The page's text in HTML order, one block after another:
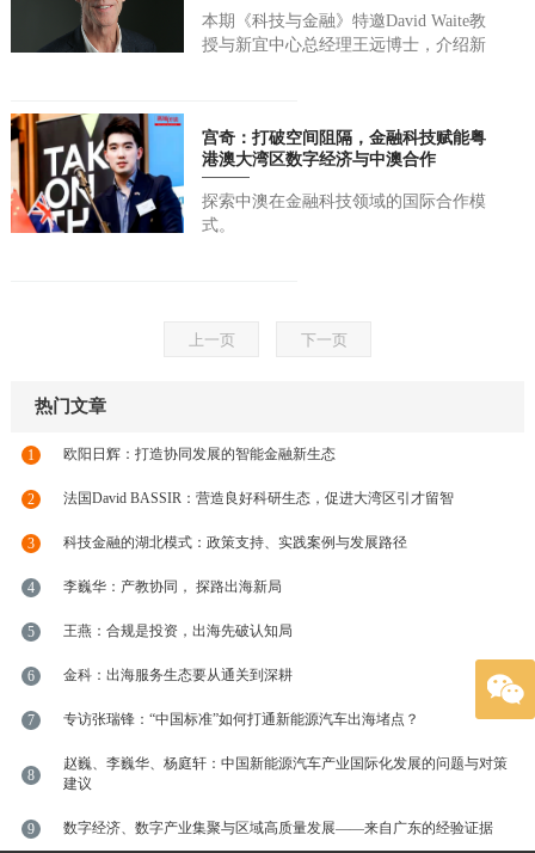
本期《科技与金融》特邀David Waite教
授与新宜中心总经理王远博士，介绍新
宫奇：打破空间阻隔，金融科技赋能粤
港澳大湾区数字经济与中澳合作
探索中澳在金融科技领域的国际合作模
式。
上一页 下一页
热门文章
1 欧阳日辉：打造协同发展的智能金融新生态
2 法国David BASSIR：营造良好科研生态，促进大湾区引才留智
3 科技金融的湖北模式：政策支持、实践案例与发展路径
4 李巍华：产教协同， 探路出海新局
5 王燕：合规是投资，出海先破认知局
6 金科：出海服务生态要从通关到深耕
7 专访张瑞锋：“中国标准”如何打通新能源汽车出海堵点？
8
赵巍、李巍华、杨庭轩：中国新能源汽车产业国际化发展的问题与对策
建议
9 数字经济、数字产业集聚与区域高质量发展——来自广东的经验证据